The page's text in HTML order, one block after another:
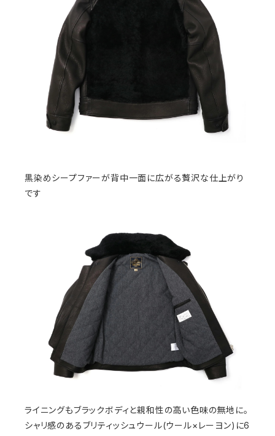
黒染めシープファーが背中一面に広がる贅沢な仕上がり
です
ライニングもブラックボディと親和性の高い色味の無地に。
シャリ感のあるブリティッシュウール(ウール×レーヨン)に6